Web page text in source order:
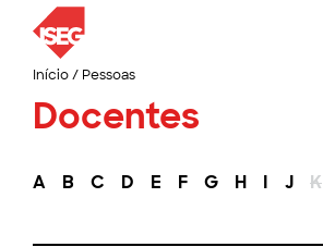
Início/ Pessoas
Docentes
A B C D E F G H I J K